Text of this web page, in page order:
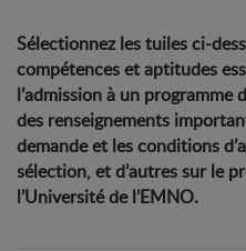
Sélectionnez les tuiles ci-
compétences et aptitudes
l’admission à un programme
des renseignements
demande et les conditions
sélection, et d’autres sur le
l’Université de l’EMNO.